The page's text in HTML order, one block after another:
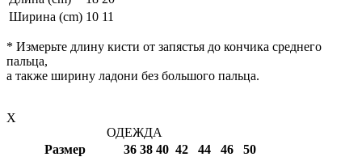
Ширина (cm) 10 11
* Измерьте длину кисти от запястья до кончика среднего
пальца,
а также ширину ладони без большого пальца.
X
ОДЕЖДА
Размер
36 38 40 42 44 46
50